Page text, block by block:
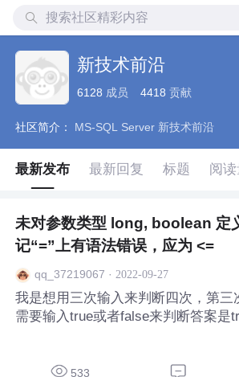
新技术前沿
6128 成员 4418 贡献
社区简介： MS-SQL Server 新技术前沿
最新发布 最新回复 标题 阅读
未对参数类型 long, boolean 定
记“=”上有语法错误，应为 <=
qq_37219067 · 2022-09-27
我是想用三次输入来判断四次，第三
需要输入true或者false来判断答案是
533